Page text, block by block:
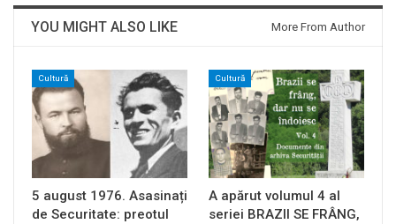
YOU MIGHT ALSO LIKE More From Author
Cultură
5 august 1976. Asasinați
de Securitate: preotul
Cultură
A apărut volumul 4 al
seriei BRAZII SE FRÂNG,